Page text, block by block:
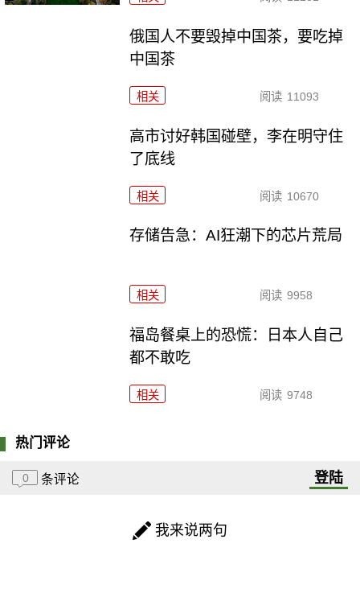
俄国人不要毁掉中国茶，要吃掉
中国茶
相关 阅读 11093
高市讨好韩国碰壁，李在明守住
了底线
相关 阅读 10670
存储告急：AI狂潮下的芯片荒局
相关 阅读 9958
福岛餐桌上的恐慌：日本人自己
都不敢吃
相关 阅读 9748
热门评论
0 条评论 登陆
我来说两句